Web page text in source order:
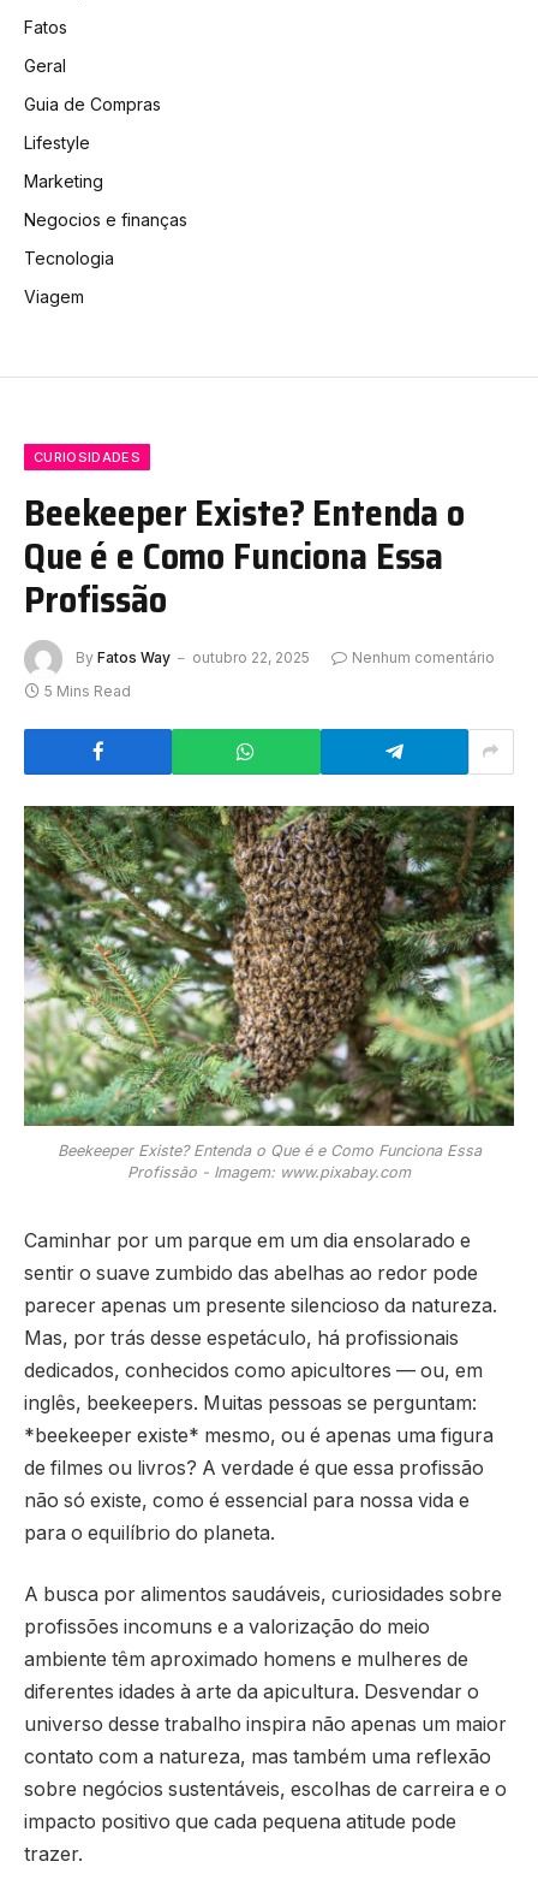
Fatos
Geral
Guia de Compras
Lifestyle
Marketing
Negocios e finanças
Tecnologia
Viagem
CURIOSIDADES
Beekeeper Existe? Entenda o
Que é e Como Funciona Essa
Profissão
By Fatos Way outubro 22, 2025
Nenhum comentário
5 Mins Read
Beekeeper Existe? Entenda o Que é e Como Funciona Essa
Profissão - Imagem: www.pixabay.com
Caminhar por um parque em um dia ensolarado e
sentir o suave zumbido das abelhas ao redor pode
parecer apenas um presente silencioso da natureza.
Mas, por trás desse espetáculo, há profissionais
dedicados, conhecidos como apicultores — ou, em
inglês, beekeepers. Muitas pessoas se perguntam:
*beekeeper existe* mesmo, ou é apenas uma figura
de filmes ou livros? A verdade é que essa profissão
não só existe, como é essencial para nossa vida e
para o equilíbrio do planeta.
A busca por alimentos saudáveis, curiosidades sobre
profissões incomuns e a valorização do meio
ambiente têm aproximado homens e mulheres de
diferentes idades à arte da apicultura. Desvendar o
universo desse trabalho inspira não apenas um maior
contato com a natureza, mas também uma reflexão
sobre negócios sustentáveis, escolhas de carreira e o
impacto positivo que cada pequena atitude pode
trazer.